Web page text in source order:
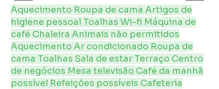
Aquecimento Roupa de camaArtigos de
higiene pessoal ToalhasWi-fi Máquina de
café ChaleiraAnimais não permitidos
AquecimentoAr condicionado Roupa de
cama Toalhas Sala de estar Terraço Centro
de negócios Mesatelevisão Café da manhã
possível Refeições possíveis Cafeteria